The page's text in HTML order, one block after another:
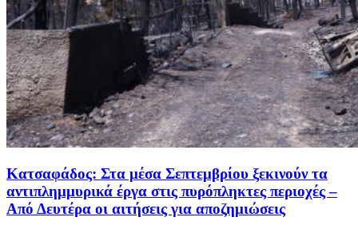
Κατσαφάδος: Στα μέσα Σεπτεμβρίου ξεκινούν τα
αντιπλημμυρικά έργα στις πυρόπληκτες περιοχές –
Από Δευτέρα οι αιτήσεις για αποζημιώσεις